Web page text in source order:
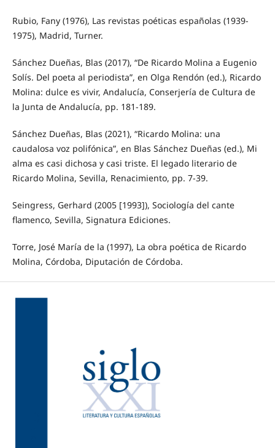
Rubio, Fany (1976), Las revistas poéticas españolas (1939-
1975), Madrid, Turner.
Sánchez Dueñas, Blas (2017), “De Ricardo Molina a Eugenio
Solís. Del poeta al periodista”, en Olga Rendón (ed.), Ricardo
Molina: dulce es vivir, Andalucía, Conserjería de Cultura de
la Junta de Andalucía, pp. 181-189.
Sánchez Dueñas, Blas (2021), “Ricardo Molina: una
caudalosa voz polifónica”, en Blas Sánchez Dueñas (ed.), Mi
alma es casi dichosa y casi triste. El legado literario de
Ricardo Molina, Sevilla, Renacimiento, pp. 7-39.
Seingress, Gerhard (2005 [1993]), Sociología del cante
flamenco, Sevilla, Signatura Ediciones.
Torre, José María de la (1997), La obra poética de Ricardo
Molina, Córdoba, Diputación de Córdoba.